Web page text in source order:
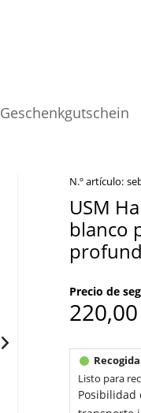
Geschenkgutschein
N.º artículo:
USM
blanco
Precio de
Listo para
Posibilidad